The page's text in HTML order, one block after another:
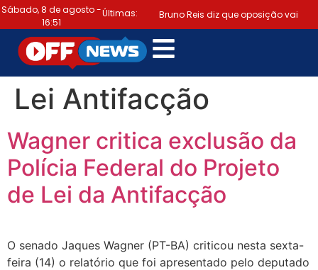
Sábado, 8 de agosto -
16:51
Últimas: Bruno Reis diz que oposição vai
escolher melhor estratégia para vencer
eleição nacional | Último dia:
prazo para regularizar situação
eleitoral e emitir título termina hoje
(6) | Samuel Júnior luta em prol
dos profissionais de contabilidade
disponibiliza serviço gratuito de alertas
Lei Antifacção
Wagner critica exclusão da
Polícia Federal do Projeto
de Lei da Antifacção
O senado Jaques Wagner (PT-BA) criticou nesta sexta-
feira (14) o relatório que foi apresentado pelo deputado